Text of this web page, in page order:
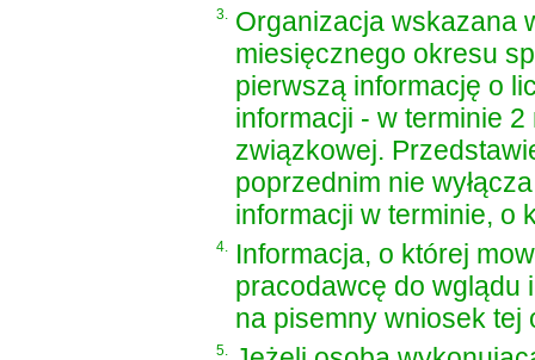
3. Organizacja wskazana
miesięcznego okresu
pierwszą informację o
informacji - w terminie
związkowej.
poprzednim nie
informacji w terminie, o
4. Informacja, o której
pracodawcę do wglądu
na pisemny wniosek tej
5.